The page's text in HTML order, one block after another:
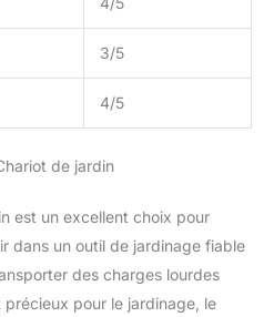
à tous les travaux que
qu'il s'agisse de déplacer
chauffage, d'outils,
d'autres fournitures. Ce
chariot de jardin est
polyvalent et fiable. Il est
parfait pour les jardins,
les fermes, les granges,
3/5
4/5
de jardin
est un excellent choix pour
dans un outil de jardinage fiable
des charges lourdes
pour le jardinage, le